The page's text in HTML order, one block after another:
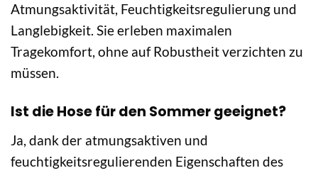
Atmungsaktivität, Feuchtigkeitsregulierung und
Langlebigkeit. Sie erleben maximalen
Tragekomfort, ohne auf Robustheit verzichten zu
müssen.
Ist die Hose für den Sommer geeignet?
Ja, dank der atmungsaktiven und
feuchtigkeitsregulierenden Eigenschaften des